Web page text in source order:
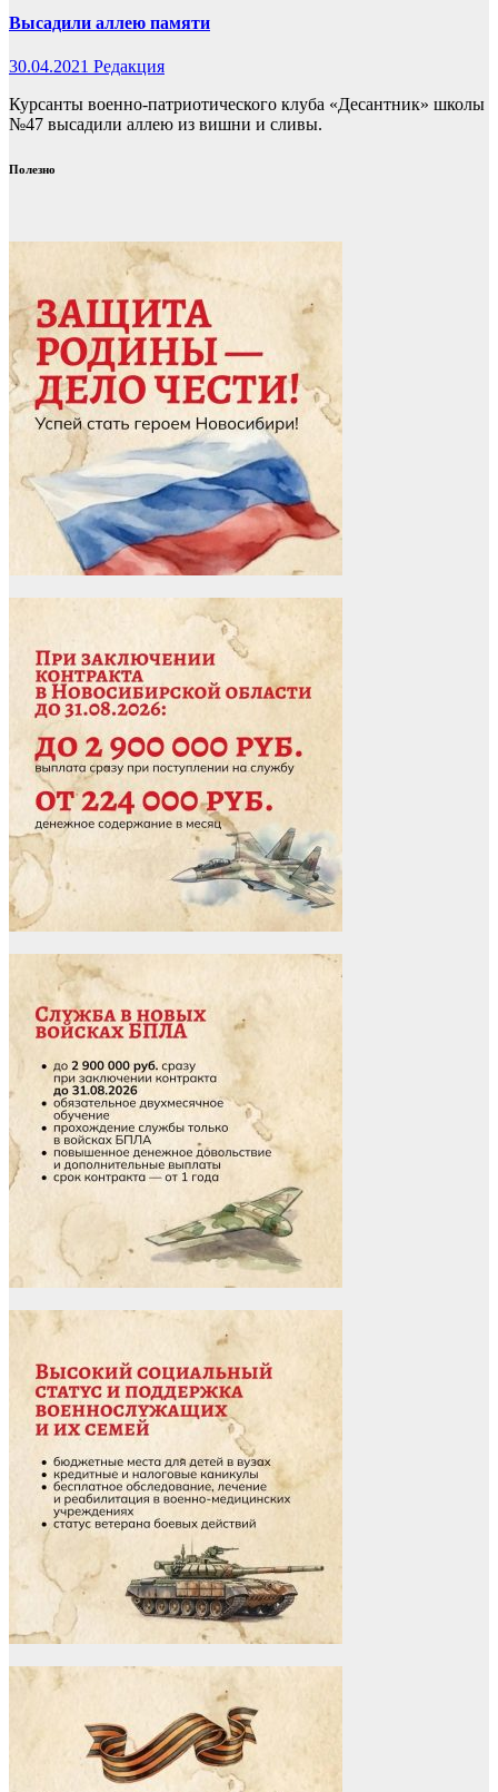
Высадили аллею памяти
30.04.2021 Редакция
Курсанты военно-патриотического клуба «Десантник» школы
№47 высадили аллею из вишни и сливы.
Полезно